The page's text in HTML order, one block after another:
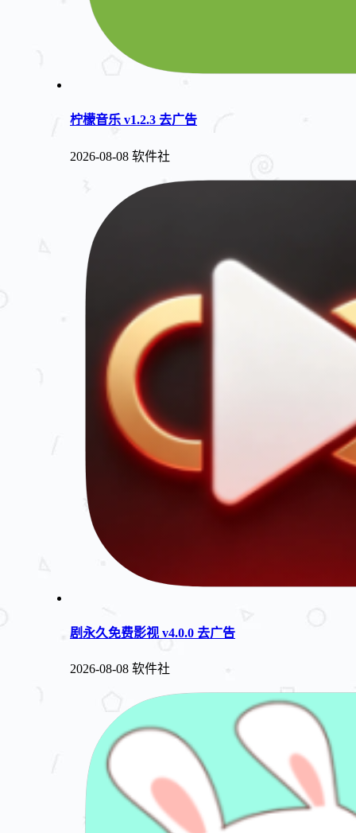
柠檬音乐 v1.2.3 去广告
2026-08-08 软件社
剧永久免费影视 v4.0.0 去广告
2026-08-08 软件社